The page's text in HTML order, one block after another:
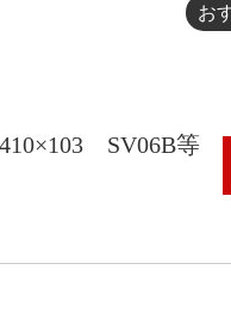
お
SV06B等